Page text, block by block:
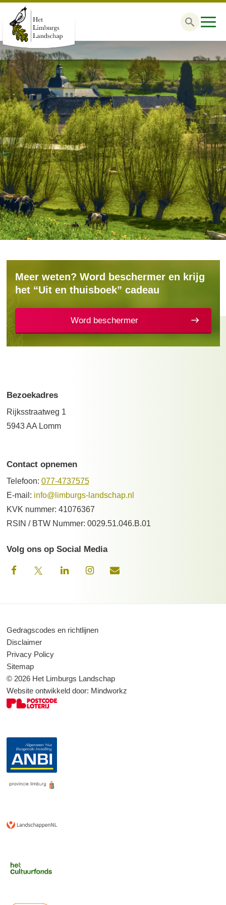
Zoek
Meer weten? Word beschermer en krijg
het “Uit en thuisboek” cadeau
Word beschermer
Bezoekadres
Rijksstraatweg 1
5943 AA Lomm
Contact opnemen
Telefoon: 077-4737575
E-mail: info@limburgs-landschap.nl
KVK nummer: 41076367
RSIN / BTW Nummer: 0029.51.046.B.01
Volg ons op Social Media
Gedragscodes en richtlijnen
Disclaimer
Privacy Policy
Sitemap
© 2026 Het Limburgs Landschap
Website ontwikkeld door: Mindworkz